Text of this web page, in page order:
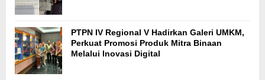
PTPN IV Regional V Hadirkan Galeri UMKM,
Perkuat Promosi Produk Mitra Binaan
Melalui Inovasi Digital